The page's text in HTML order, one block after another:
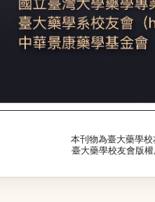
本刊物為臺大藥學
臺大藥學校友會版